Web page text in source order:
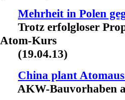
Mehrheit in Polen
Trotz erfolgloser
Atom-Kurs
(19.04.13)
China plant
AKW-Bauvorhaben